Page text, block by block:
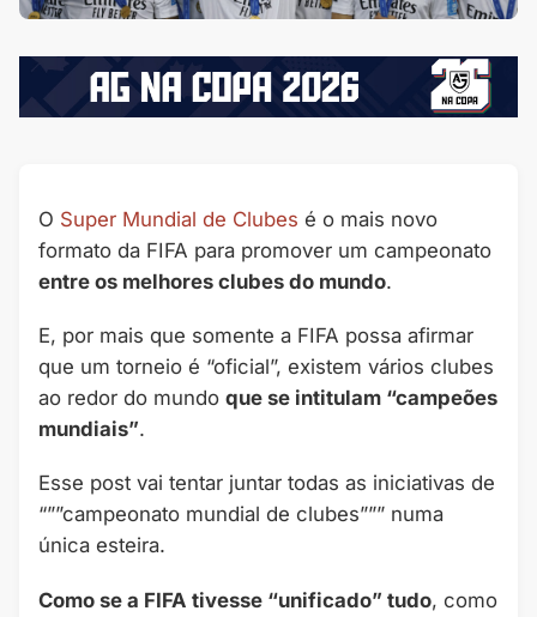
O Super Mundial de Clubes é o mais novo
formato da FIFA para promover um campeonato
entre os melhores clubes do mundo.
E, por mais que somente a FIFA possa afirmar
que um torneio é “oficial”, existem vários clubes
ao redor do mundo que se intitulam “campeões
mundiais”.
Esse post vai tentar juntar todas as iniciativas de
“””campeonato mundial de clubes””” numa
única esteira.
Como se a FIFA tivesse “unificado” tudo, como